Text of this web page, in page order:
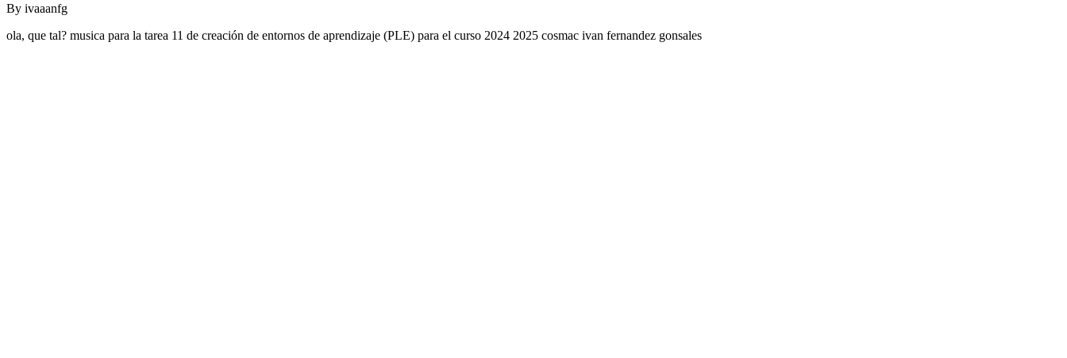
By ivaaanfg
ola, que tal? musica para la tarea 11 de creación de entornos de aprendizaje (PLE) para el curso 2024 2025 cosmac ivan fernandez gonsales